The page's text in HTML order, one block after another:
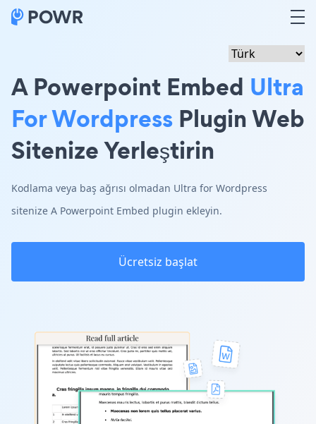
A Powerpoint Embed Ultra
For Wordpress Plugin Web
Sitenize Yerleştirin
Kodlama veya baş ağrısı olmadan Ultra for Wordpress
sitenize A Powerpoint Embed plugin ekleyin.
Ücretsiz başlat